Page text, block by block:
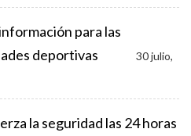
para las
deportivas
30 julio,
la seguridad las 24 horas